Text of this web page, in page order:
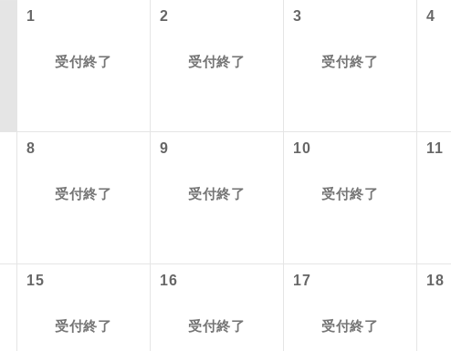
1
受付終了
2
受付終了
3
受付終了
4
8
受付終了
9
受付終了
10
受付終了
11
15
受付終了
16
受付終了
17
受付終了
18
施設使用料】
6/4 大人（12歳以上）2,950円、子供（2歳以上12歳未満）1,470
同行
往路出発空港（駅）から復路到着空港（駅）まで同
同行 現地到着後、現地係員が同行しお世話いたします。